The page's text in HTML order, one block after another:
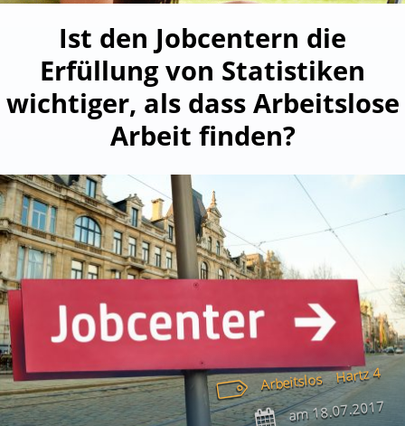
Ist den Jobcentern die
Erfüllung von Statistiken
wichtiger, als dass Arbeitslose
Arbeit finden?
Arbeitslos Hartz 4
am18.07.2017